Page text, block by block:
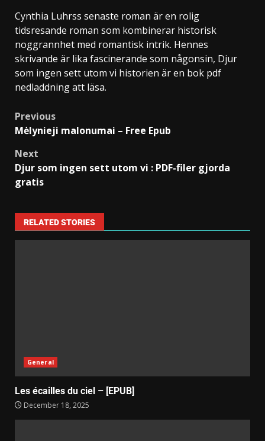
Cynthia Luhrss senaste roman är en rolig
tidsresande roman som kombinerar historisk
noggrannhet med romantisk intrik. Hennes
skrivande är lika fascinerande som någonsin, Djur
som ingen sett utom vi historien är en bok pdf
nedladdning att läsa.
Previous
Mėlynieji malonumai – Free Epub
Next
Djur som ingen sett utom vi : PDF-filer gjorda
gratis
RELATED STORIES
General
Les écailles du ciel – [EPUB]
December 18, 2025